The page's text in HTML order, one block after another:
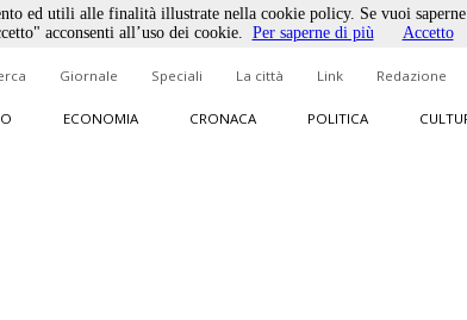
Giornale Speciali La città Link Redazione
ECONOMIA CRONACA POLITICA
ed utili alle finalità illustrate nella cookie policy. Se vuoi
acconsenti all’uso dei cookie. Per saperne di più Accetto